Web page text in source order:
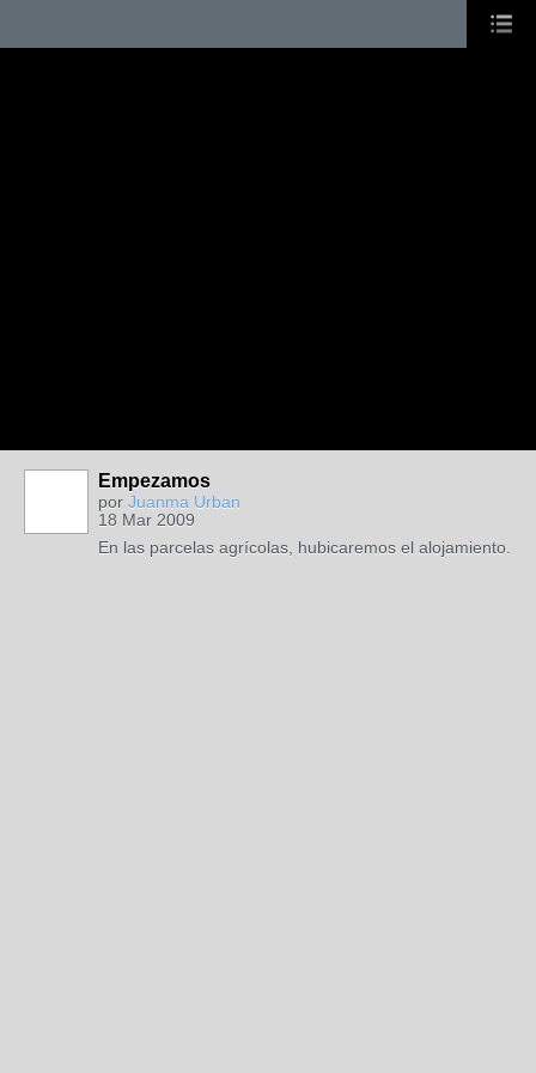
Empezamos
por Juanma Urban
18 Mar 2009
En las parcelas agrícolas, hubicaremos el alojamiento.